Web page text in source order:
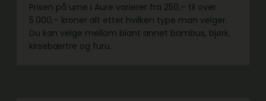
Prisen på urne i Aure varierer fra 250,– til over
5.000,– kroner alt etter hvilken type man velger.
Du kan velge mellom blant annet bambus, bjørk,
kirsebærtre og furu.